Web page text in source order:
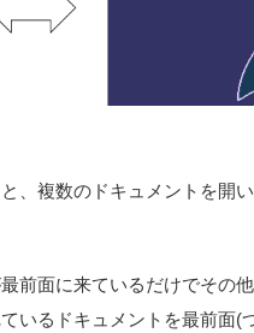
、複数のドキュメントを開
前面に来ているだけでその
いるドキュメントを最前面(